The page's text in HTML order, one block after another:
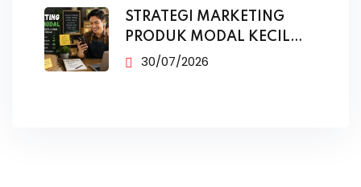
STRATEGI MARKETING
PRODUK MODAL KECIL
TANPA IKLAN
30/07/2026